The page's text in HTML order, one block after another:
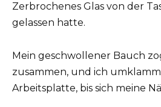
Zerbrochenes Glas von der
gelassen hatte.
Mein geschwollener Bauch
zusammen, und ich
Arbeitsplatte, bis sich meine